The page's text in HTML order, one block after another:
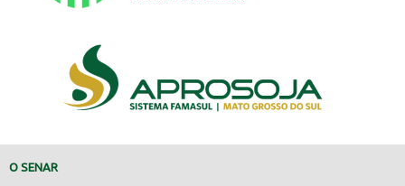
O SENAR